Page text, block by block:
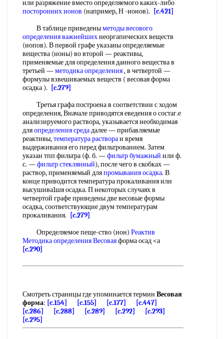
или разряжение вместо определяемого каких-либо
посторонних ионов (например, Н -ионов).
[c.421]
В таблице приведеныметоды весового
определения важнейшихнеоргапических веществ
(иопов). В первой графе указаны определяемые
вещества (ноны) во второй — реактивы,
применяемые для определения данного вещества в
третьей —методика определения, в четвертой —
формулы взвешиваемых веществ ( весовая форма
осадка ).
[c.279]
Третья графа построена в соответствии с ходом
определения, Вначале приводятся еведения о состаг.е
анализируемого раствора, указывается необходимая
дляопределения средадалее — прибавляемые
реактивы,температура раствораи время
выдерживания его перед фильтрованием. Затем
указан тпп фильтра (ф. б. —фильтр бумажный или ф.
с. —фильтр стеклянный), после чего в скобках —
раствор, применяемый дляпромывания осадка. В
конце приводится температура прокаливания или
высушива1шя осадка. П некоторых случаях в
четвертой графе приведены две весовые формы
осадка, соответствующие двум температурам
прокаливания.
[c.279]
Определяемое пеще-ство (ион) Реактив
Методикаопределения Весоваяформа осад <а
[c.290]
Смотреть страницы где упоминается термин Весовая
форма: [c.154] [c.155] [c.177]
[c.447]
[c.286]
[c.288] [c.289] [c.292]
[c.293]
[c.295]